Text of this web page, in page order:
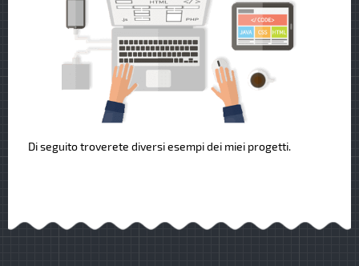
Di seguito troverete diversi esempi dei miei progetti.